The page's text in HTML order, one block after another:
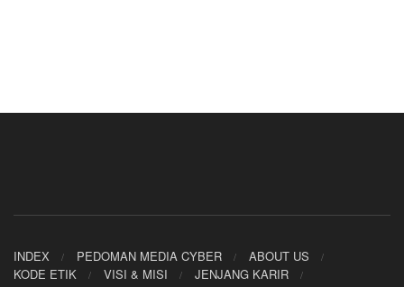
INDEX PEDOMAN MEDIA CYBER
ABOUT US
KODE ETIK
VISI & MISI
JENJANG KARIR